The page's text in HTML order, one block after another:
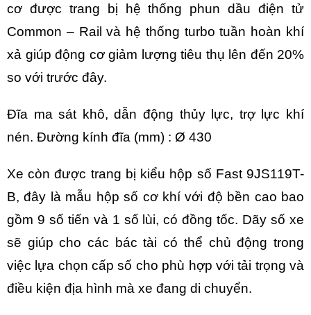
cơ được trang bị hệ thống phun dầu điện tử
Common – Rail và hệ thống turbo tuần hoàn khí
xả giúp động cơ giảm lượng tiêu thụ lên đến 20%
so với trước đây.
Đĩa ma sát khô, dẫn động thủy lực, trợ lực khí
nén. Đường kính đĩa (mm) : Ø 430
Xe còn được trang bị kiểu hộp số Fast 9JS119T-
B, đây là mẫu hộp số cơ khí với độ bền cao bao
gồm 9 số tiến và 1 số lùi, có đồng tốc. Dãy số xe
sẽ giúp cho các bác tài có thể chủ động trong
việc lựa chọn cấp số cho phù hợp với tải trọng và
điều kiện địa hình mà xe đang di chuyển.